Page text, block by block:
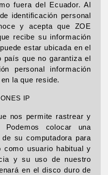
fuera del Ecuador. Al
identificación personal
y acepta que ZOE
recibe su información
estar ubicada en el
país que no garantiza el
personal información
la que reside.
IP
nos permite rastrear y
Podemos colocar una
su computadora para
como usuario habitual y
y su uso de nuestro
en el disco duro de